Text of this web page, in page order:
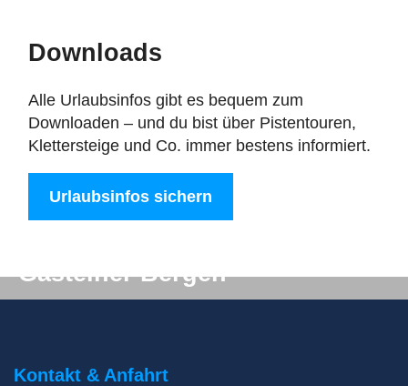
Downloads
Alle Urlaubsinfos gibt es bequem zum
Downloaden – und du bist über Pistentouren,
Klettersteige und Co. immer bestens informiert.
Urlaubsinfos sichern
Gasteiner Bergen
Postfach!
Kontakt & Anfahrt